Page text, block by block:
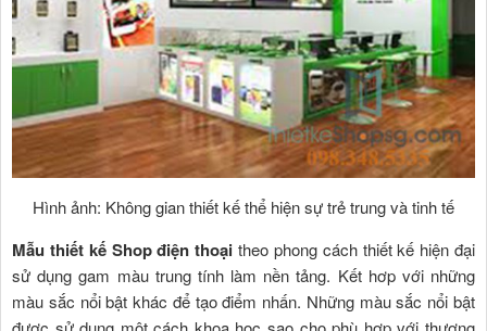
Hình ảnh: Không gian thiết kế thể hiện sự trẻ trung và tinh tế
Mẫu thiết kế Shop điện thoại theo phong cách thiết kế hiện đại
sử dụng gam màu trung tính làm nền tảng. Kết hơp với những
màu sắc nổi bật khác để tạo điểm nhấn. Những màu sắc nổi bật